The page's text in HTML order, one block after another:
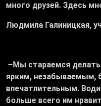
много друзей. Здесь
Людмила Галиницкая,
–Мы стараемся
ярким, незабываемым,
впечатлительным.
больше всего им